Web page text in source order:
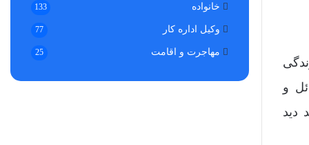
و
دید
خانواده 133
وکیل اداره کار 77
مهاجرت و اقامت 25